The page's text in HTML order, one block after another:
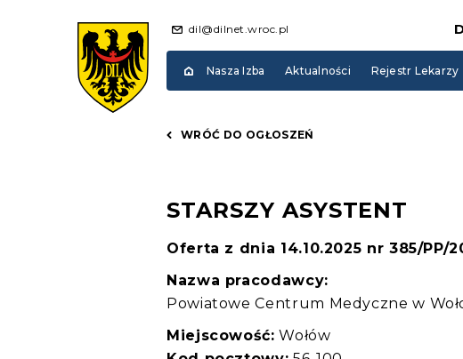
dil@dilnet.wroc.pl
Nasza Izba Aktualności Rejestr Lekarzy
WRÓĆ DO OGŁOSZEŃ
STARSZY ASYSTENT
Oferta z dnia 14.10.2025 nr 385/PP/
Nazwa pracodawcy:
Powiatowe Centrum Medyczne w
Miejscowość: Wołów